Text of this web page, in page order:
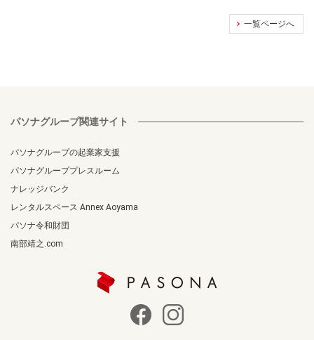
一覧ページへ
パソナグループ関連サイト
パソナグループの起業家支援
パソナグループプレスルーム
ナレッジバンク
レンタルスペース Annex Aoyama
パソナ令和財団
南部靖之.com